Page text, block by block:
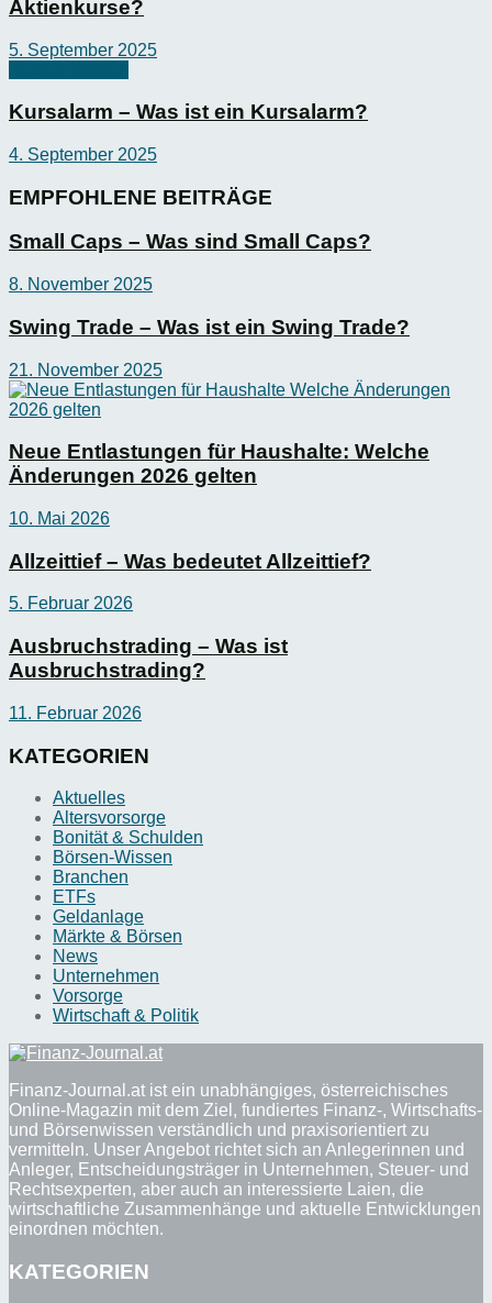
Aktienkurse?
5. September 2025
Kursalarm – Was ist ein Kursalarm?
4. September 2025
EMPFOHLENE BEITRÄGE
Small Caps – Was sind Small Caps?
8. November 2025
Swing Trade – Was ist ein Swing Trade?
21. November 2025
Neue Entlastungen für Haushalte: Welche
Änderungen 2026 gelten
10. Mai 2026
Allzeittief – Was bedeutet Allzeittief?
5. Februar 2026
Ausbruchstrading – Was ist
Ausbruchstrading?
11. Februar 2026
KATEGORIEN
Aktuelles
Altersvorsorge
Bonität & Schulden
Börsen-Wissen
Branchen
ETFs
Geldanlage
Märkte & Börsen
News
Unternehmen
Vorsorge
Wirtschaft & Politik
Finanz-Journal.at ist ein unabhängiges, österreichisches
Online-Magazin mit dem Ziel, fundiertes Finanz-, Wirtschafts-
und Börsenwissen verständlich und praxisorientiert zu
vermitteln. Unser Angebot richtet sich an Anlegerinnen und
Anleger, Entscheidungsträger in Unternehmen, Steuer- und
Rechtsexperten, aber auch an interessierte Laien, die
wirtschaftliche Zusammenhänge und aktuelle Entwicklungen
einordnen möchten.
KATEGORIEN